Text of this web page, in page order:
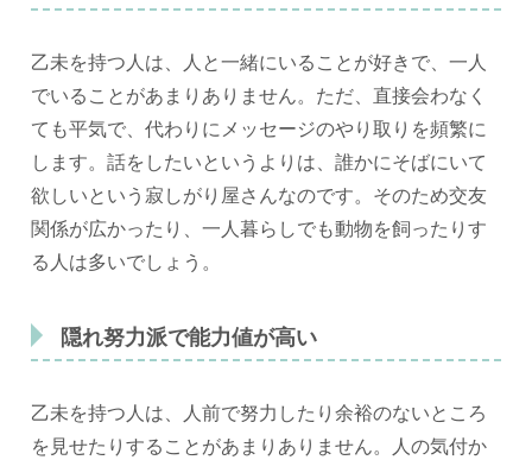
乙未を持つ人は、人と一緒にいることが好きで、一人
でいることがあまりありません。ただ、直接会わなく
ても平気で、代わりにメッセージのやり取りを頻繁に
します。話をしたいというよりは、誰かにそばにいて
欲しいという寂しがり屋さんなのです。そのため交友
関係が広かったり、一人暮らしでも動物を飼ったりす
る人は多いでしょう。
隠れ努力派で能力値が高い
乙未を持つ人は、人前で努力したり余裕のないところ
を見せたりすることがあまりありません。人の気付か